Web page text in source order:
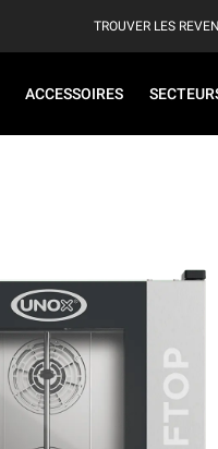
TROUVER LES
ACCESSOIRES